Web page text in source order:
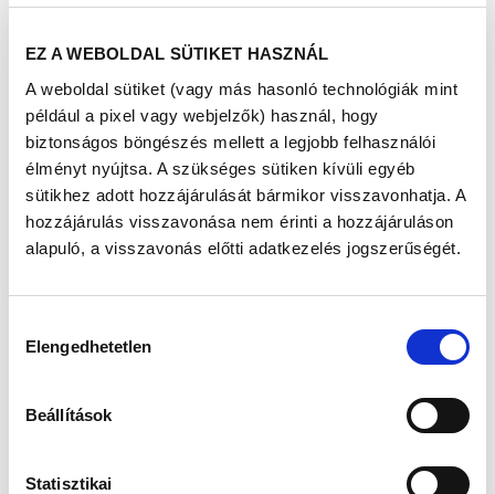
EZ A WEBOLDAL SÜTIKET HASZNÁL
A weboldal sütiket (vagy más hasonló technológiák mint
például a pixel vagy webjelzők) használ, hogy
biztonságos böngészés mellett a legjobb felhasználói
élményt nyújtsa. A szükséges sütiken kívüli egyéb
sütikhez adott hozzájárulását bármikor visszavonhatja. A
hozzájárulás visszavonása nem érinti a hozzájáruláson
alapuló, a visszavonás előtti adatkezelés jogszerűségét.
kiválasztása
Elengedhetetlen
Beállítások
Statisztikai
Tudományegyetem Oktató Kórházának, mint a személyes
tanácsadásokon való részvétellel - az online
hozzászólás, megosztás) is növelhetik a Richter Gedeon
Nyrt. által felajánlott 3.500.000 forintos alapadományt.
Az élő közvetítések az alábbi időpontokban és témákban
indulnak az eseményben:
10:45 Bemutatkozik aKiskunhalasi Semmelweis Kórház a
Szegedi Tudományegyetem Oktató Kórháza
12:00 Előadás a csontritkulás megelőzéséről és kezeléséről
13:00 Ép lélekkel ép test – beszélgetés
13:30 Varázslatos gondolatok: a memória csodálatos
14:00 Endometriózis – beszélgetés
15:15 Női egészség – nőgyógyászati beszélgetés